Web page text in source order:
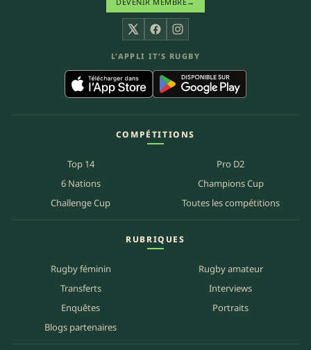
X FacebookInstagram
L’APPLI IT’S RUGBY
COMPÉTITIONS
Top 14
Pro D2
6 Nations
Champions Cup
Challenge Cup
Toutes les compétitions
RUBRIQUES
Rugby féminin
Rugby amateur
Transferts
Interviews
Enquêtes
Portraits
Blogs partenaires